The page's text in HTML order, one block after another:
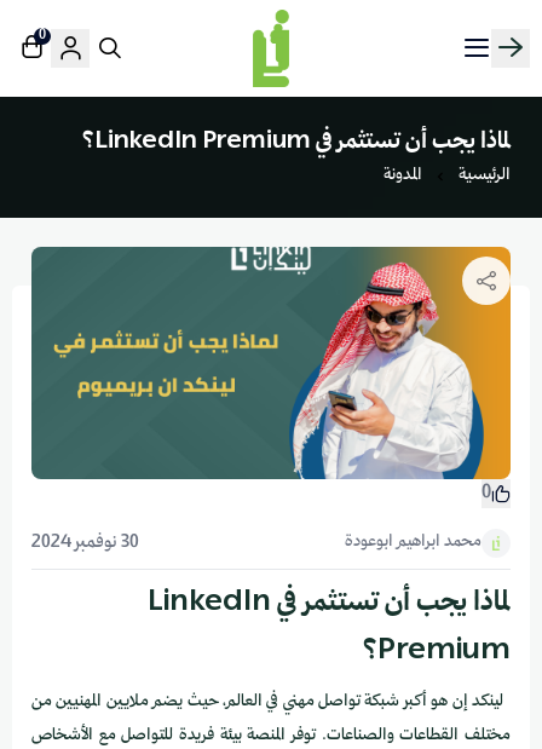
منصة لينك إن | Linkin.sa
0
لماذا يجب أن تستثمر في LinkedIn Premium؟
الرئيسية المدونة
0
محمد ابراهيم ابوعودة 30 نوفمبر 2024
لماذا يجب أن تستثمر في LinkedIn
Premium؟
لينكد إن هو أكبر شبكة تواصل مهني في العالم، حيث يضم ملايين المهنيين من
مختلف القطاعات والصناعات. توفر المنصة بيئة فريدة للتواصل مع الأشخاص